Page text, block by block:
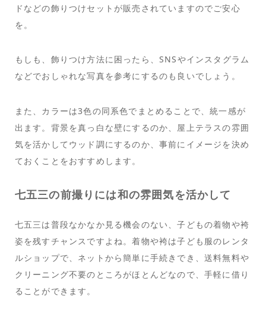
ドなどの飾りつけセットが販売されていますのでご安心
を。
もしも、飾りつけ方法に困ったら、SNSやインスタグラム
などでおしゃれな写真を参考にするのも良いでしょう。
また、カラーは3色の同系色でまとめることで、統一感が
出ます。背景を真っ白な壁にするのか、屋上テラスの雰囲
気を活かしてウッド調にするのか、事前にイメージを決め
ておくことをおすすめします。
七五三の前撮りには和の雰囲気を活かして
七五三は普段なかなか見る機会のない、子どもの着物や袴
姿を残すチャンスですよね。着物や袴は子ども服のレンタ
ルショップで、ネットから簡単に手続きでき、送料無料や
クリーニング不要のところがほとんどなので、手軽に借り
ることができます。